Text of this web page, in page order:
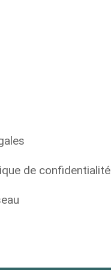
de confidentialité